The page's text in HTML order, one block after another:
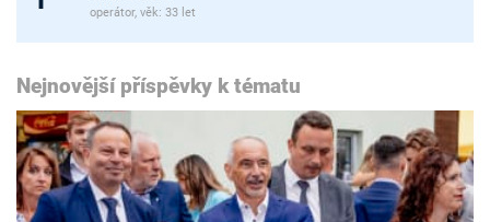
operátor, věk: 33 let
Nejnovější příspěvky k tématu